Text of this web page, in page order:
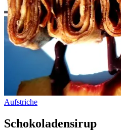
Aufstriche
Schokoladensirup